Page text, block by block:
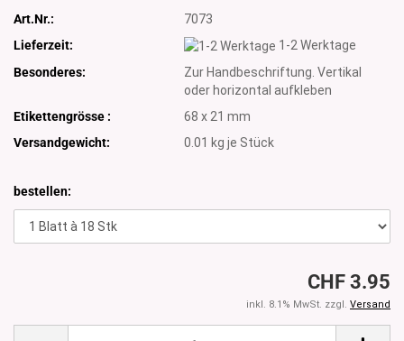
Art.Nr.:
7073
Lieferzeit:
1-2 Werktage
Besonderes:
Zur Handbeschriftung. Vertikal
oder horizontal aufkleben
Etikettengrösse :
68 x 21 mm
Versandgewicht:
0.01 kg je Stück
bestellen:
CHF 3.95
inkl. 8.1% MwSt. zzgl. Versand